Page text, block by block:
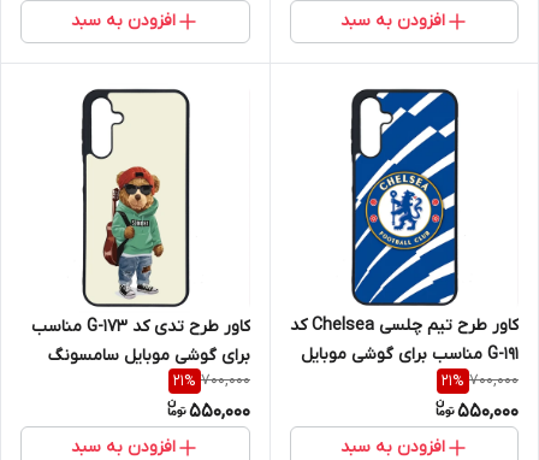
افزودن به سبد افزودن به سبد
کاور طرح تیم چلسی Chelsea کد
G-191 مناسب برای گوشی موبایل
سامسونگ Galaxy A16 4G / A16
5G
700,000
21%
550,000
افزودن به سبد
کاور طرح تدی کد G-173 مناسب
برای گوشی موبایل سامسونگ
Galaxy A16 4G / A16 5G
700,000
21%
550,000
افزودن به سبد